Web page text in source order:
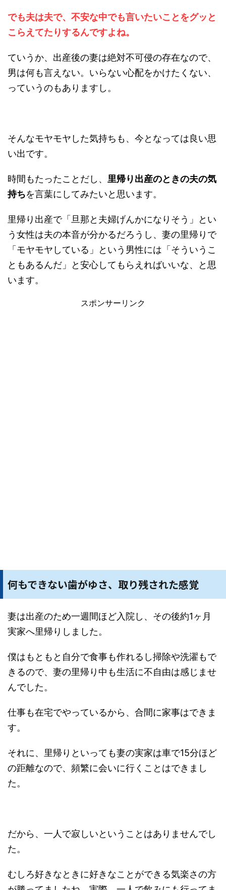
でも夫は夫で、不安な中でも言いたいことをグッと
こらえてたりするんですよね。
ていうか、出産後の妻は絶対不可侵の存在なので、
男は何も言えない。いらない心配をかけたくない、
っていうのもありますし。
そんなモヤモヤした気持ちも、今となっては良い思
い出です。
時間もたったことだし、 里帰り出産のときの夫の気
持ちを言葉にしてみたいと思います。
里帰り出産で「旦那と夫婦げんかになりそう」とい
う女性は夫の本音が分かるだろうし、妻の里帰りで
「モヤモヤしている」という男性には「そういうこ
ともあるんだ」と安心してもらえればいいな、と思
います。
スポンサーリンク
何もできない歯がゆさ、取り残された感覚
妻は出産のため一週間ほど入院し、その後約1ヶ月
実家へ里帰りしました。
僕はもともと自分で食事も作れるし掃除や洗濯もで
きるので、妻の里帰り中も生活に不自由は感じませ
んでした。
仕事も在宅でやっているから、合間に家事はできま
す。
それに、里帰りといっても妻の実家は車で15分ほど
の距離なので、頻繁に会いに行くことはできまし
た。
だから、一人で寂しいということはありませんでし
た。
むしろ好きなときに好きなことができる気楽さの方